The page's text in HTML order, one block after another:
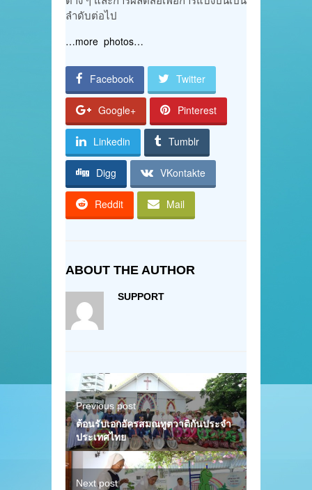
ลำดับต่อไป
…more photos…
Facebook Twitter
Google+ Pinterest
Linkedin Tumblr
Digg VKontakte
Reddit Mail
ABOUT THE AUTHOR
SUPPORT
Previous post
ต้อนรับเอกอัครสมณทูตวาติกันประจำ
ประเทศไทย
Next post